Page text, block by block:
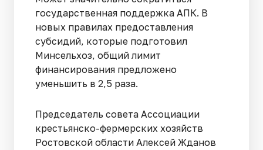
государственная поддержка АПК. В
новых правилах предоставления
субсидий, которые подготовил
Минсельхоз, общий лимит
финансирования предложено
уменьшить в 2,5 раза.
Председатель совета Ассоциации
крестьянско-фермерских хозяйств
Ростовской области Алексей Жданов